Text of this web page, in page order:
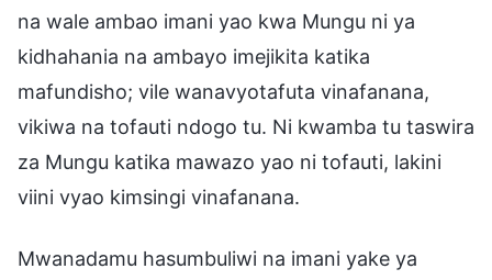
na wale ambao imani yao kwa Mungu ni ya
kidhahania na ambayo imejikita katika
mafundisho; vile wanavyotafuta vinafanana,
vikiwa na tofauti ndogo tu. Ni kwamba tu taswira
za Mungu katika mawazo yao ni tofauti, lakini
viini vyao kimsingi vinafanana.
Mwanadamu hasumbuliwi na imani yake ya